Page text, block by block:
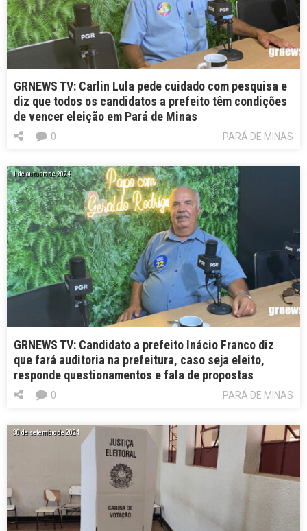
GRNEWS TV: Carlin Lula pede cuidado com pesquisa e
diz que todos os candidatos a prefeito têm condições
de vencer eleição em Pará de Minas
PARÁ DE MINAS
0
1 de outubro de 2024
GRNEWS TV: Candidato a prefeito Inácio Franco diz
que fará auditoria na prefeitura, caso seja eleito,
responde questionamentos e fala de propostas
PARÁ DE MINAS
0
30 de setembro de 2024